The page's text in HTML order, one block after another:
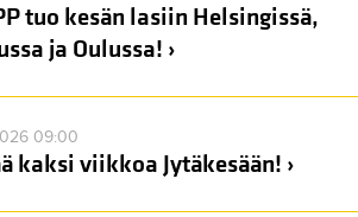
tuo kesän lasiin Helsingissä,
ja Oulussa! ›
09:00
kaksi viikkoa Jytäkesään! ›